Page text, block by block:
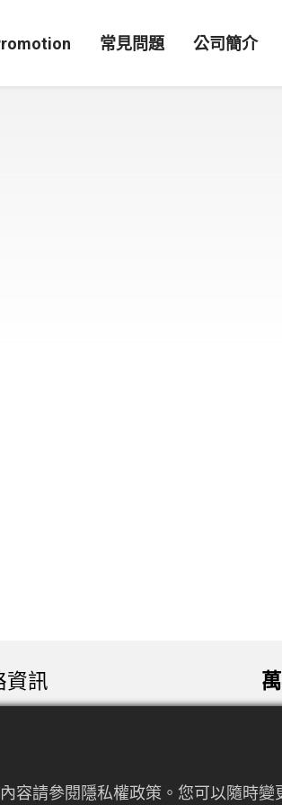
常見問題 公司簡介
資訊
請參閱隱私權政策。您可以隨時變